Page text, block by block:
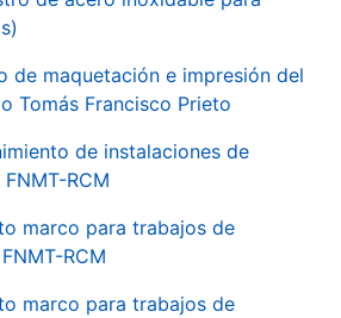
de maquetación e impresión del
Tomás Francisco Prieto
de instalaciones de
RCM
marco para trabajos de
RCM
marco para trabajos de